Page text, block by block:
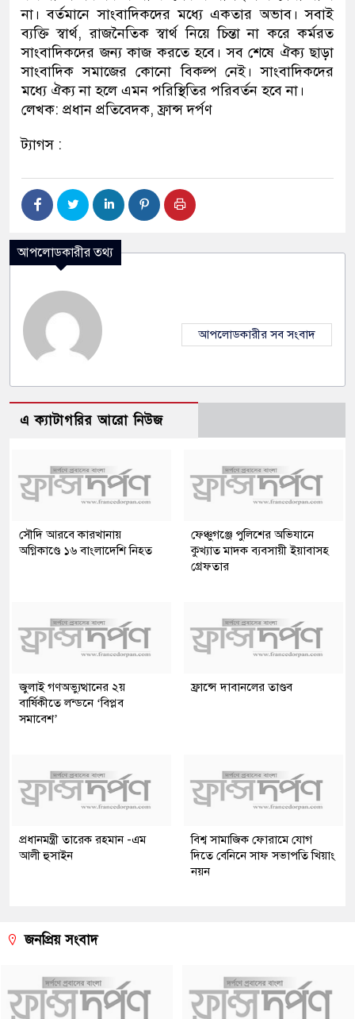
না। বর্তমানে সাংবাদিকদের মধ্যে একতার অভাব। সবাই
ব্যক্তি স্বার্থ, রাজনৈতিক স্বার্থ নিয়ে চিন্তা না করে কর্মরত
সাংবাদিকদের জন্য কাজ করতে হবে। সব শেষে ঐক্য ছাড়া
সাংবাদিক সমাজের কোনো বিকল্প নেই। সাংবাদিকদের
মধ্যে ঐক্য না হলে এমন পরিস্থিতির পরিবর্তন হবে না।
লেখক: প্রধান প্রতিবেদক, ফ্রান্স দর্পণ
ট্যাগস :
আপলোডকারীর তথ্য
আপলোডকারীর সব সংবাদ
এ ক্যাটাগরির আরো নিউজ
সৌদি আরবে কারখানায়
অগ্নিকাণ্ডে ১৬ বাংলাদেশি নিহত
ফেঞ্চুগঞ্জে পুলিশের অভিযানে
কুখ্যাত মাদক ব্যবসায়ী ইয়াবাসহ
গ্রেফতার
জুলাই গণঅভ্যুত্থানের ২য়
বার্ষিকীতে লন্ডনে ‘বিপ্লব
সমাবেশ’
ফ্রান্সে দাবানলের তাণ্ডব
প্রধানমন্ত্রী তারেক রহমান -এম
আলী হুসাইন
বিশ্ব সামাজিক ফোরামে যোগ
দিতে বেনিনে সাফ সভাপতি খিয়াং
নয়ন
জনপ্রিয় সংবাদ